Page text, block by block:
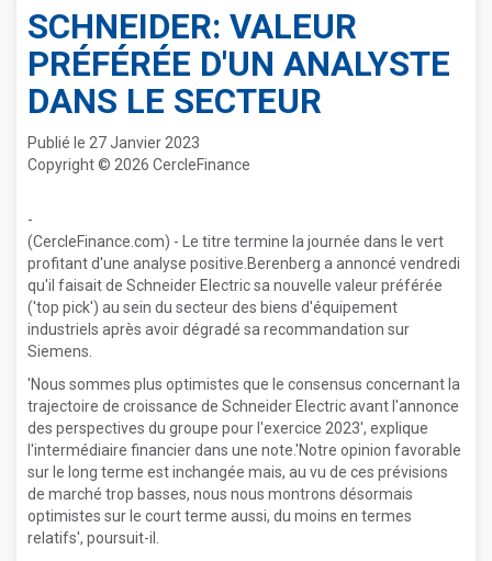
SCHNEIDER: VALEUR
PRÉFÉRÉE D'UN ANALYSTE
DANS LE SECTEUR
Publié le 27 Janvier 2023
Copyright © 2026 CercleFinance
-
(CercleFinance.com) - Le titre termine la journée dans le vert
profitant d'une analyse positive.Berenberg a annoncé vendredi
qu'il faisait de Schneider Electric sa nouvelle valeur préférée
('top pick') au sein du secteur des biens d'équipement
industriels après avoir dégradé sa recommandation sur
Siemens.
'Nous sommes plus optimistes que le consensus concernant la
trajectoire de croissance de Schneider Electric avant l'annonce
des perspectives du groupe pour l'exercice 2023', explique
l'intermédiaire financier dans une note.'Notre opinion favorable
sur le long terme est inchangée mais, au vu de ces prévisions
de marché trop basses, nous nous montrons désormais
optimistes sur le court terme aussi, du moins en termes
relatifs', poursuit-il.